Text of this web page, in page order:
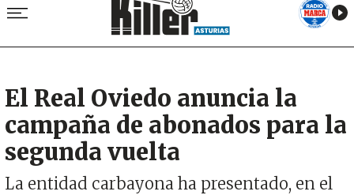
El Real Oviedo anuncia la
campaña de abonados para la
segunda vuelta
La entidad carbayona ha presentado, en el